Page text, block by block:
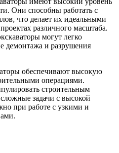
Они способны работать с
что делает их идеальными
различного масштаба.
могут легко
демонтажа и разрушения
обеспечивают высокую
операциями.
строительным
задачи с высокой
при работе с узкими и